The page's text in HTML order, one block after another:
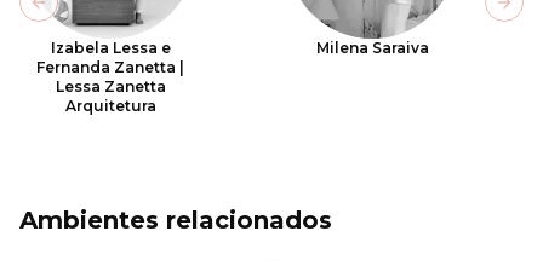
Izabela Lessa e
Fernanda Zanetta |
Lessa Zanetta
Arquitetura
Milena Saraiva
Previous slide
Ambientes relacionados